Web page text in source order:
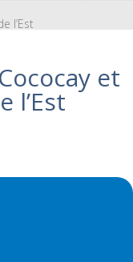
l’Est
et
l’Est